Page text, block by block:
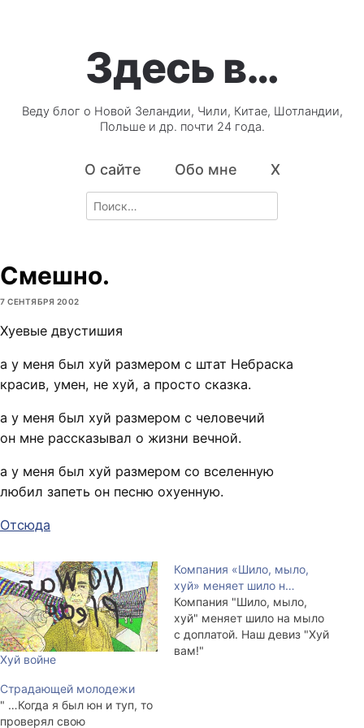
Здесь в…
Веду блог о Новой Зеландии, Чили, Китае, Шотландии,
Польше и др. почти 24 года.
О сайте Обо мне X
Search
for:
Смешно.
7 СЕНТЯБРЯ 2002
Хуевые двустишия
а у меня был хуй размером с штат Небраска
красив, умен, не хуй, а просто сказка.
а у меня был хуй размером с человечий
он мне рассказывал о жизни вечной.
а у меня был хуй размером со вселенную
любил запеть он песню охуенную.
Отсюда
Хуй войне
Компания «Шило, мыло,
хуй» меняет шило н…
Компания "Шило, мыло,
хуй" меняет шило на мыло
с доплатой. Наш девиз "Хуй
вам!"
Страдающей молодежи
" …Когда я был юн и туп, то
проверял свою